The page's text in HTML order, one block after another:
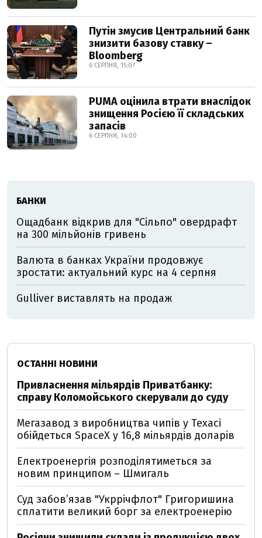
Путін змусив Центральний банк
знизити базову ставку –
Bloomberg
6 СЕРПНЯ, 15:07
PUMA оцінила втрати внаслідок
знищення Росією її складських
запасів
6 СЕРПНЯ, 14:00
БАНКИ
Ощадбанк відкрив для "Сільпо" овердрафт
на 300 мільйонів гривень
Валюта в банках України продовжує
зростати: актуальний курс на 4 серпня
Gulliver виставлять на продаж
ОСТАННІ НОВИНИ
Привласнення мільярдів Приватбанку:
справу Коломойського скерували до суду
Мегазавод з виробництва чипів у Техасі
обійдеться SpaceX у 16,8 мільярдів доларів
Електроенергія розподілятиметься за
новим принципом – Шмигаль
Суд забов’язав "Укррічфлот" Григоришина
сплатити великий борг за електроенерію